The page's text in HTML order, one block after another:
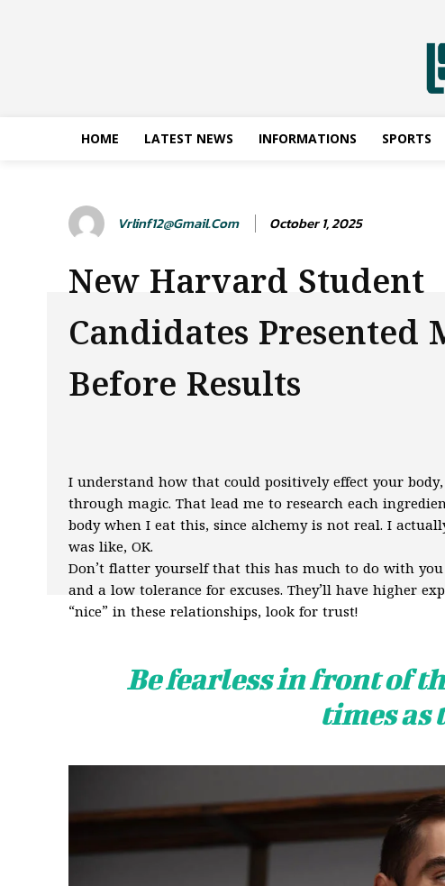
HOME LATEST NEWS INFORMATIONS SPORTS
Vrlinf12@gmail.com October 1, 2025
New Harvard Student
Candidates Presented
Before Results
I understand how that could positively effect your
through magic. That lead me to research each
body when I eat this, since alchemy is not real. I
was like, OK.
Don’t flatter yourself that this has much to do with
and a low tolerance for excuses. They’ll have higher
“nice” in these relationships, look for trust!
Be fearless in front of
times as